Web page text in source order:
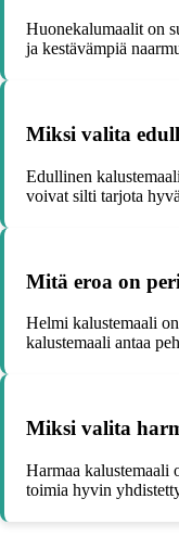
Huonekalumaalit on
ja kestävämpiä
Miksi valita
Edullinen
voivat silti tarjota
Mitä eroa on
Helmi kalustemaali
kalustemaali antaa
Miksi valita
Harmaa kalustemaali
toimia hyvin